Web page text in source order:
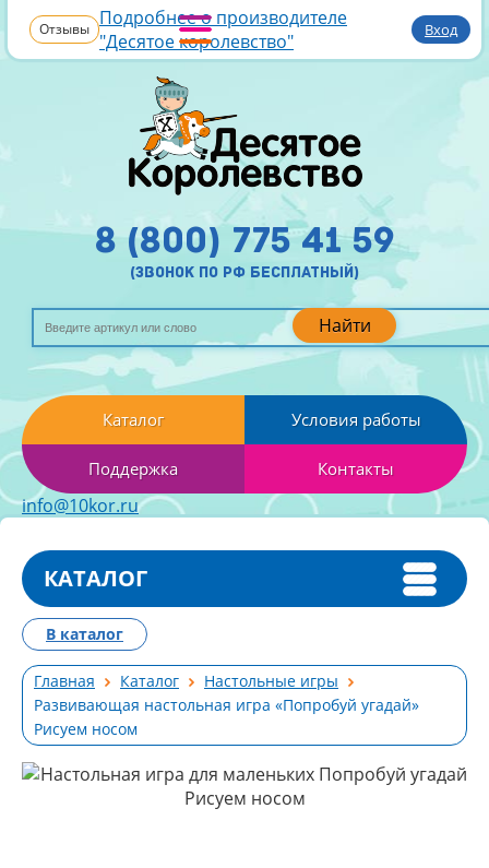
Отзывы Подробнее о производителе
"Десятое королевство"
Вход
Найти
8 (800) 775 41 59
(звонок по рф бесплатный)
Каталог Условия работы
Поддержка Контакты
info@10kor.ru
КАТАЛОГ
Главная Каталог
Настольные игры
Развивающая настольная игра «Попробуй угадай»
Рисуем носом
В каталог